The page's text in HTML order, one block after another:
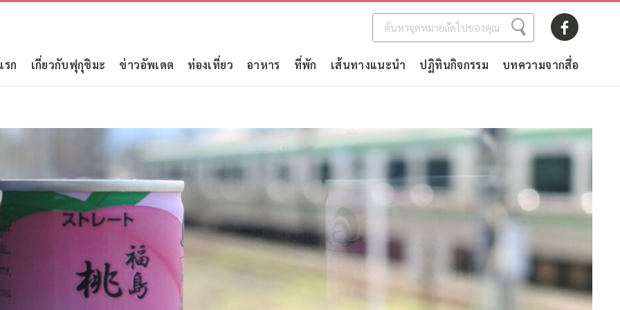
ก เกี่ยวกับฟุกุชิมะ ข่าวอัพเดต ท่องเที่ยว อาหาร ที่พัก เส้นทางแนะนำ ปฏิทินกิจกรรม บทความจากสื่อ